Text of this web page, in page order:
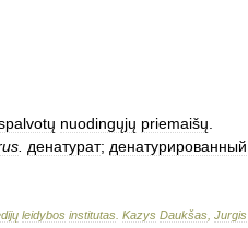
nuodingųjų priemaišų
денатурат; денатурированный
leidybos institutas Kazys Daukšas Jurgis